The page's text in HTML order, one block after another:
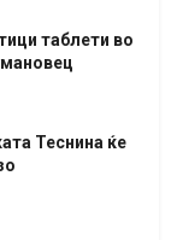
таблети во
Теснина ќе